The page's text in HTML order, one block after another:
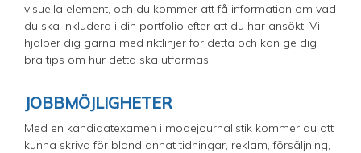
visuella element, och du kommer att få information om vad
du ska inkludera i din portfolio efter att du har ansökt. Vi
hjälper dig gärna med riktlinjer för detta och kan ge dig
bra tips om hur detta ska utformas.
JOBBMÖJLIGHETER​
Med en kandidatexamen i modejournalistik kommer du att
kunna skriva för bland annat tidningar, reklam, försäljning,